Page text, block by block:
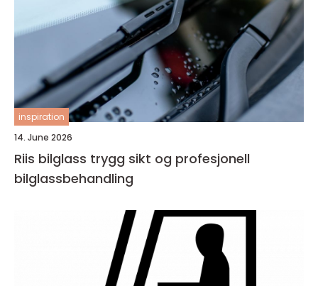
inspiration
14. June 2026
Riis bilglass trygg sikt og profesjonell
bilglassbehandling